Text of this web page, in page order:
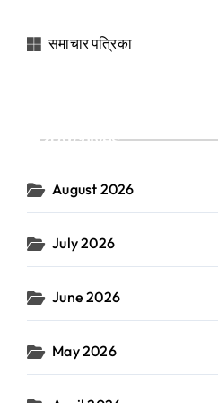
समाचार पत्रिका
Archives
August 2026
July 2026
June 2026
May 2026